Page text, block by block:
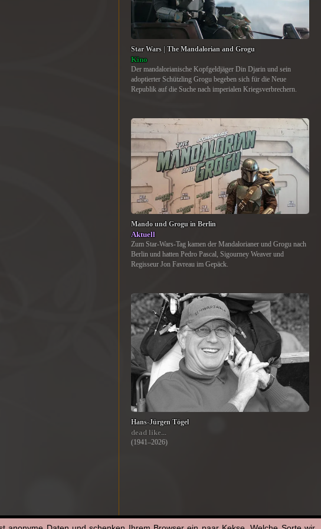
Star Wars | The Mandalorian and Grogu
Kino
Der mandalorianische Kopfgeldjäger Din Djarin und sein
adoptierter Schützling Grogu begeben sich für die Neue
Republik auf die Suche nach imperialen Kriegsverbrechern.
Mando und Grogu in Berlin
Aktuell
Zum Star-Wars-Tag kamen der Mandalorianer und Grogu nach
Berlin und hatten Pedro Pascal, Sigourney Weaver und
Regisseur Jon Favreau im Gepäck.
Hans-Jürgen Tögel
dead like...
(1941–2026)